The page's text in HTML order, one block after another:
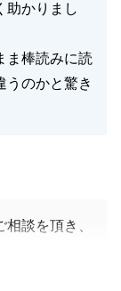
助かりまし
ま棒読みに読
うのかと驚き
談を頂き、